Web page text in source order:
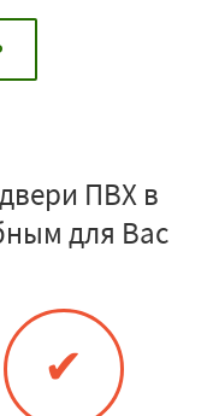
ПВХ в
для Вас
✔